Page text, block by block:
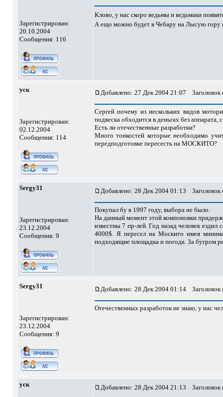
Зарегистрирован:
20.10.2004
Сообщения: 116
Клово, у нас скоро ведьмы и ведьмаки
А ещо можно будет в Чебару на Лысую гору
уск
Зарегистрирован:
02.12.2004
Сообщения: 114
Добавлено: 27 Дек 2004 21:07
Сергей почему из нескольких видов
подвеска обходится в деньгах без аппарата,
Есть ли отечественные разработки?
Много тонкостей которые необходимо
передподготовке пересесть на МОСКИТО?
Sergy31
Зарегистрирован:
23.12.2004
Сообщения: 9
Добавлено: 28 Дек 2004 01:13
Покупал бу в 1997 году, выбора не было.
На данный момент этой компоновки
известны 7 пр-лей. Год назад человек
4000$. Я пересел на Москито имея
подходящие площадка и погода. За бугром
Sergy31
Зарегистрирован:
23.12.2004
Сообщения: 9
Добавлено: 28 Дек 2004 01:14
Отечественных разработок не знаю, у нас
уск Добавлено: 28 Дек 2004 21:13